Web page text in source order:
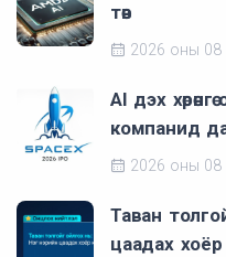
төв
2026 оны 08
AI дэх
компанид
2026 оны 08
Таван
цаадах